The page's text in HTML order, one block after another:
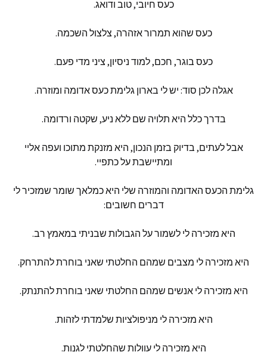
כעס חיובי,טוב ודואג.
כעס שהוא תמרוראזהרה, צלצול השכמה.
כעס בוגר, חכם,למוד ניסיון, ציני מדי פעם.
אגלה לכן סוד: ישלי בארון גלימתכעסאדומה ומוזרה.
בדרךכלל היא תלויה שם ללא ניע, שקטה ורדומה.
אבללעתים, בדיוק בזמן הנכון, היא מזנקת מתוכו ועפה אליי
ומתיישבתעלכתפיי.
גלימת הכעס האדומה והמוזרה שלי היאכמלאך שומר שמזכירלי
דברים חשובים:
היא מזכירה לי לשמורעל הגבולות שבניתי במאמץ רב.
היא מזכירה לי מצבים שמהם החלטתי שאני בוחרתלהתרחק.
היא מזכירה לי אנשים שמהם החלטתי שאני בוחרתלהתנתק.
היא מזכירה לי מניפולציות שלמדתי לזהות.
היא מזכירה לי עוולות שהחלטתי לגנות.